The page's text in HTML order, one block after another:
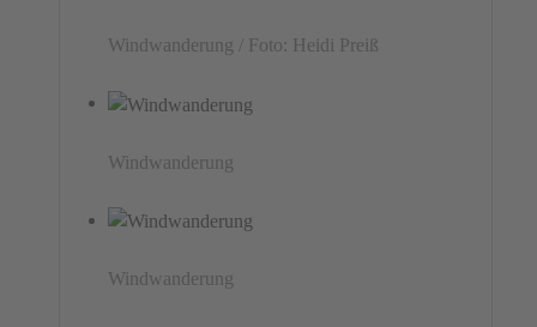
Windwanderung / Foto: Heidi Preiß
Windwanderung
Windwanderung